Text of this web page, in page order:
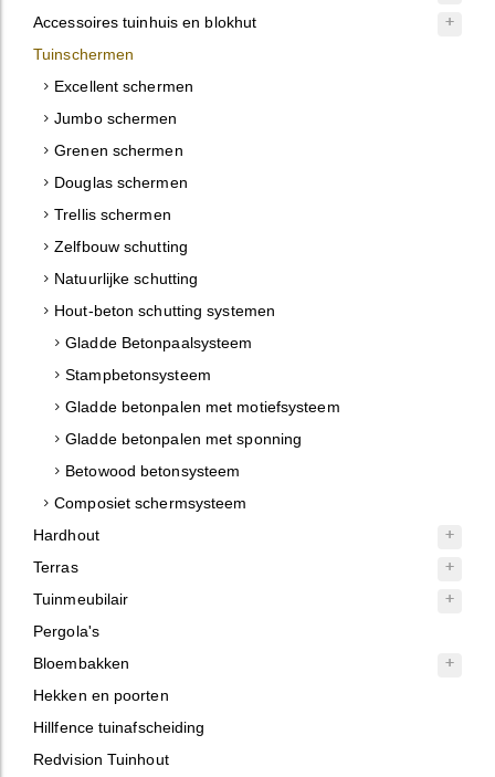
Accessoires tuinhuis en blokhut
Tuinschermen
Excellent schermen
Jumbo schermen
Grenen schermen
Douglas schermen
Trellis schermen
Zelfbouw schutting
Natuurlijke schutting
Hout-beton schutting systemen
Gladde Betonpaalsysteem
Stampbetonsysteem
Gladde betonpalen met motiefsysteem
Gladde betonpalen met sponning
Betowood betonsysteem
Composiet schermsysteem
Hardhout
Terras
Tuinmeubilair
Pergola's
Bloembakken
Hekken en poorten
Hillfence tuinafscheiding
Redvision Tuinhout